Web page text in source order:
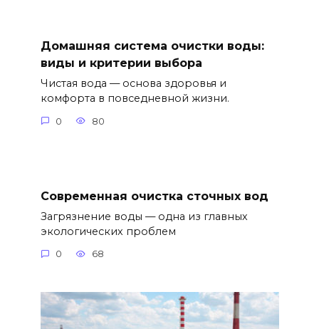
Домашняя система очистки воды:
виды и критерии выбора
Чистая вода — основа здоровья и
комфорта в повседневной жизни.
0 80
Современная очистка сточных вод
Загрязнение воды — одна из главных
экологических проблем
0 68